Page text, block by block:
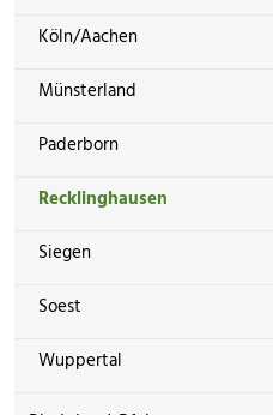
Köln/Aachen
Münsterland
Paderborn
Recklinghausen
Siegen
Soest
Wuppertal